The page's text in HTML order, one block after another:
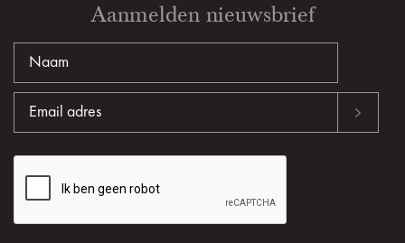
Aanmelden nieuwsbrief